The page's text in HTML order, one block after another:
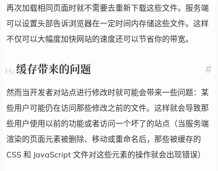
再次加载相同页面时就不需要去重新下载这些文件。服务端
可以设置头部告诉浏览器在一定时间内存储这些文件。这样
不仅可以大幅度加快网站的速度还可以节省你的带宽。
#
缓存带来的问题
然而当开发者对站点进行修改时就可能会带来一些问题：某
些用户可能仍在访问那些修改之前的文件。这样就会导致那
些用户使用以前的功能或者访问一个坏了的站点（当服务端
渲染的页面元素被删除、移动或重命名后，那些被缓存的
CSS 和 JavaScript 文件对这些元素的操作就会出现错误）